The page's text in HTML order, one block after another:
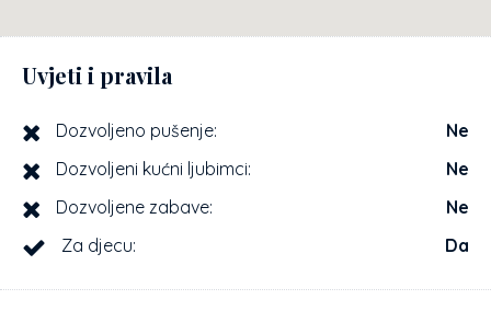
Uvjeti i pravila
Dozvoljeno pušenje:
Ne
Dozvoljeni kućni ljubimci:
Ne
Dozvoljene zabave:
Ne
Za djecu:
Da